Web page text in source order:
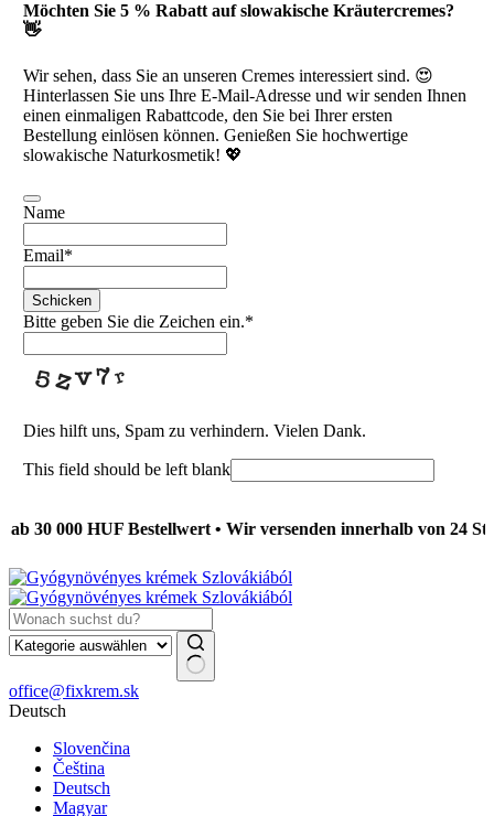
Möchten Sie 5 % Rabatt auf slowakische Kräutercremes?
👋
Wir sehen, dass Sie an unseren Cremes interessiert sind. 😍
Hinterlassen Sie uns Ihre E-Mail-Adresse und wir senden Ihnen
einen einmaligen Rabattcode, den Sie bei Ihrer ersten
Bestellung einlösen können. Genießen Sie hochwertige
slowakische Naturkosmetik! 💖
Name
Email*
Schicken
Bitte geben Sie die Zeichen ein.*
Dies hilft uns, Spam zu verhindern. Vielen Dank.
This field should be left blank
HUF Bestellwert • Wir versenden innerhalb von 24 Stunden
Keine
Ergebnisse
office@fixkrem.sk
Deutsch
Slovenčina
Čeština
Deutsch
Magyar